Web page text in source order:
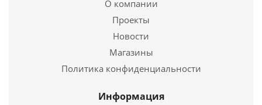
Отопительная печь газогенераторная Бренеран
АОТ-06 тип 00 до 100м3
О компании
Проекты
Новости
Магазины
Политика конфиденциальности
Информация